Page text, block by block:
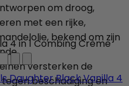
om droog,
met een rijke,
bekend om zijn
versterken de
beschadiging en
4 in 1 Combing Crème
Daughter Black Vanilla 4